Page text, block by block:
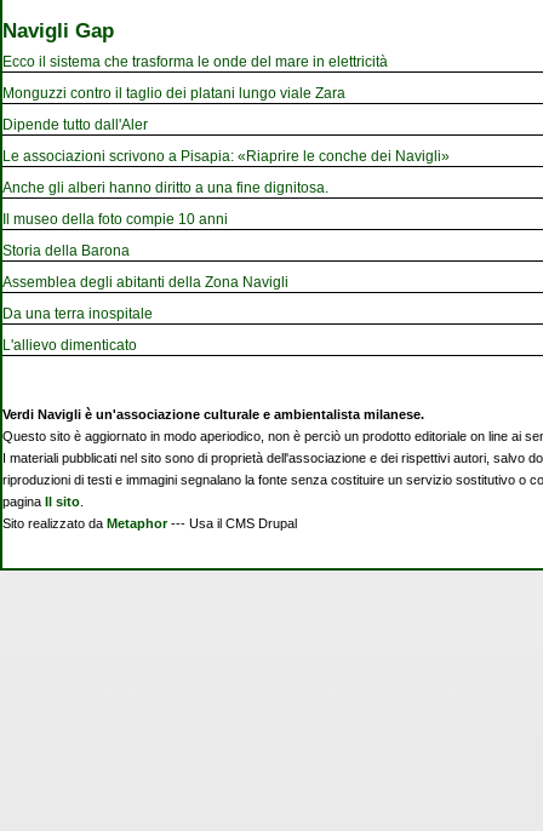
Navigli Gap
Ecco il sistema che trasforma le onde del mare in elettricità
Monguzzi contro il taglio dei platani lungo viale Zara
Dipende tutto dall'Aler
Le associazioni scrivono a Pisapia: «Riaprire le conche dei Navigli»
Anche gli alberi hanno diritto a una fine dignitosa.
Il museo della foto compie 10 anni
Storia della Barona
Assemblea degli abitanti della Zona Navigli
Da una terra inospitale
L'allievo dimenticato
Verdi Navigli è un'associazione culturale e ambientalista milanese.
Questo sito è aggiornato in modo aperiodico, non è perciò un prodotto editoriale on line ai
I materiali pubblicati nel sito sono di proprietà dell'associazione e dei rispettivi autori, salvo
riproduzioni di testi e immagini segnalano la fonte senza costituire un servizio sostitutivo o
pagina Il sito
Sito realizzato da Metaphor--- Usa il CMS Drupal